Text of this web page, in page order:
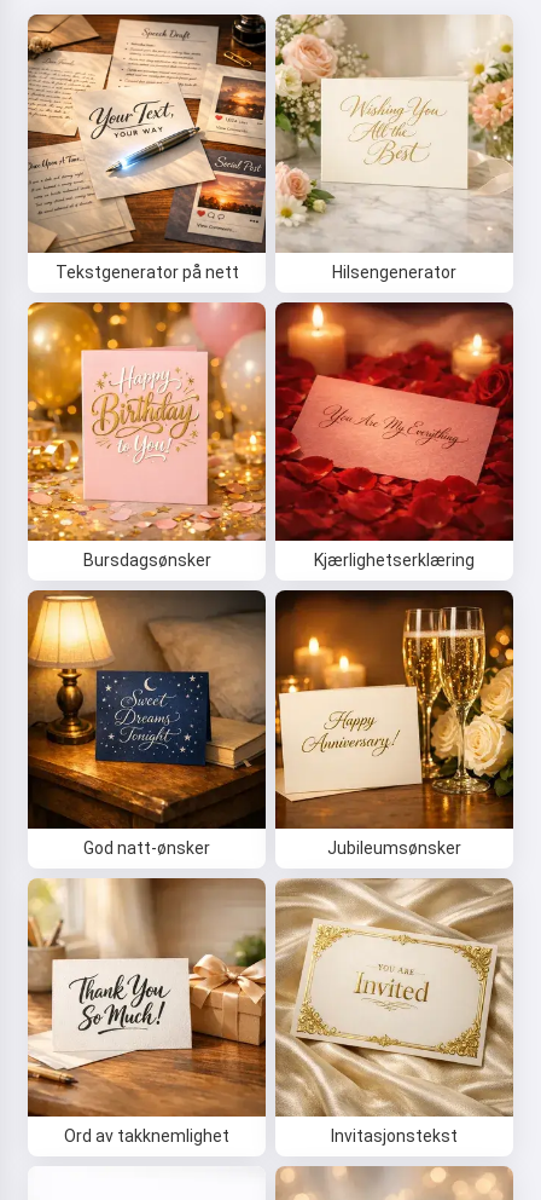
Tekstgenerator på nett Hilsengenerator
Bursdagsønsker Kjærlighetserklæring
God natt-ønsker Jubileumsønsker
Ord av takknemlighet Invitasjonstekst